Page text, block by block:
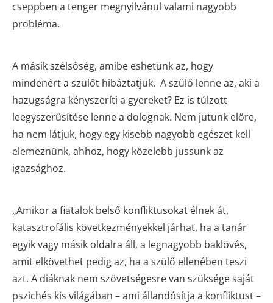
cseppben a tenger megnyilvánul valami nagyobb
probléma.
A másik szélsőség, amibe eshetünk az, hogy
mindenért a szülőt hibáztatjuk. A szülő lenne az, aki a
hazugságra kényszeríti a gyereket? Ez is túlzott
leegyszerűsítése lenne a dolognak. Nem jutunk előre,
ha nem látjuk, hogy egy kisebb nagyobb egészet kell
elemeznünk, ahhoz, hogy közelebb jussunk az
igazsághoz.
„Amikor a fiatalok belső konfliktusokat élnek át,
katasztrofális következményekkel járhat, ha a tanár
egyik vagy másik oldalra áll, a legnagyobb baklövés,
amit elkövethet pedig az, ha a szülő ellenében teszi
azt. A diáknak nem szövetségesre van szüksége saját
pszichés kis világában – ami állandósítja a konfliktust –